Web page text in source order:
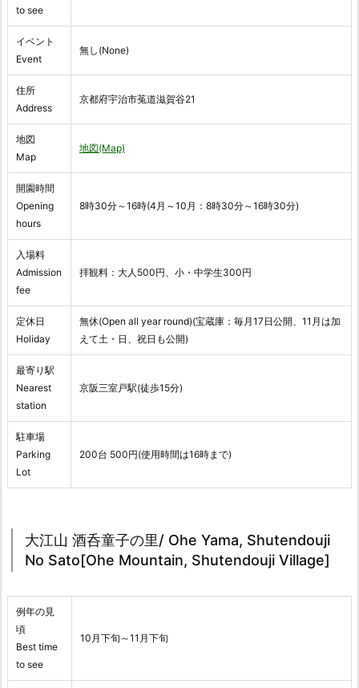
to see
イベント
Event
無し(None)
住所
Address
京都府宇治市菟道滋賀谷21
地図
Map
地図(Map)
開園時間
Opening
hours
8時30分～16時(4月～10月：8時30分～16時30分)
入場料
Admission
fee
拝観料：大人500円、小・中学生300円
定休日
Holiday
無休(Open all year round)(宝蔵庫：毎月17日公開、11月は加
えて土・日、祝日も公開)
最寄り駅
Nearest
station
京阪三室戸駅(徒歩15分)
駐車場
Parking
Lot
200台 500円(使用時間は16時まで)
大江山 酒呑童子の里/ Ohe Yama, Shutendouji
No Sato[Ohe Mountain, Shutendouji Village]
例年の見
頃
Best time
to see
10月下旬～11月下旬